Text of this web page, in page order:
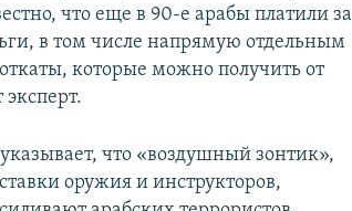
что еще в 90-е арабы платили за
в том числе напрямую отдельным
которые можно получить от
что «воздушный зонтик»,
оружия и инструкторов,